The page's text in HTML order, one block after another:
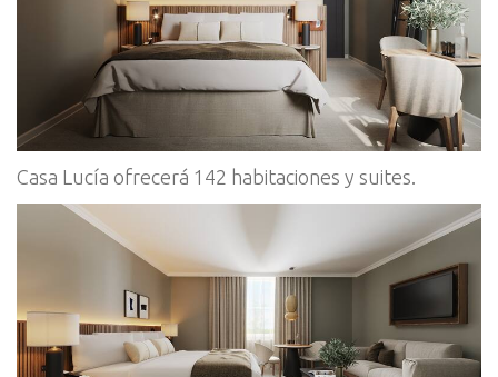
Casa Lucía ofrecerá 142 habitaciones y suites.